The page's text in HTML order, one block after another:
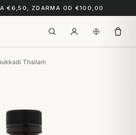
€6,50, ZDARMA OD €100,00
Thailam